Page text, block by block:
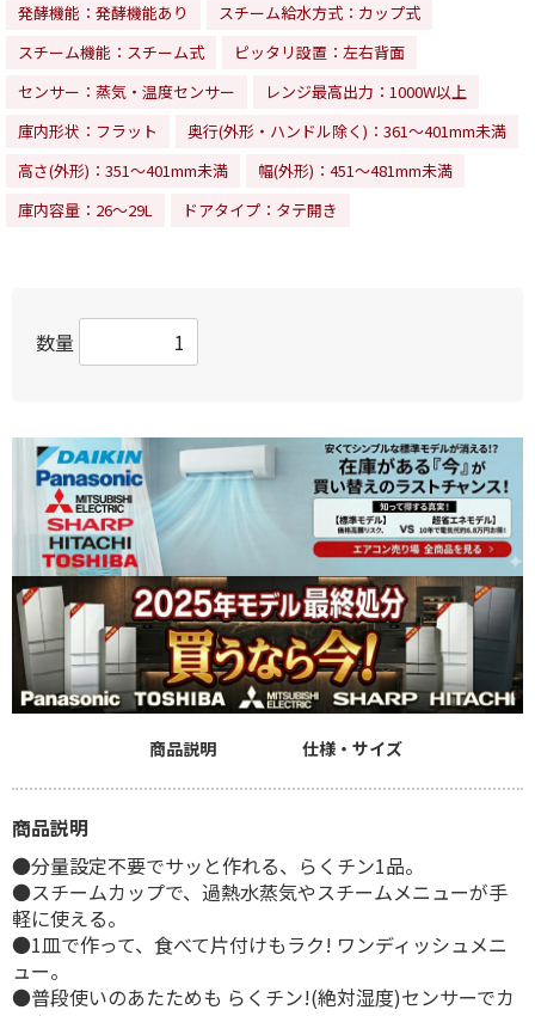
発酵機能：発酵機能あり
スチーム給水方式：カップ式
スチーム機能：スチーム式
ピッタリ設置：左右背面
センサー：蒸気・温度センサー
レンジ最高出力：1000W以上
庫内形状：フラット
奥行(外形・ハンドル除く)：361～401mm未満
高さ(外形)：351～401mm未満
幅(外形)：451～481mm未満
庫内容量：26～29L
ドアタイプ：タテ開き
数量
商品説明 仕様・サイズ
商品説明
●分量設定不要でサッと作れる、らくチン1品。
●スチームカップで、過熱水蒸気やスチームメニューが手
軽に使える。
●1皿で作って、食べて片付けもラク! ワンディッシュメニ
ュー。
●普段使いのあたためも らくチン!(絶対湿度)センサーでカ